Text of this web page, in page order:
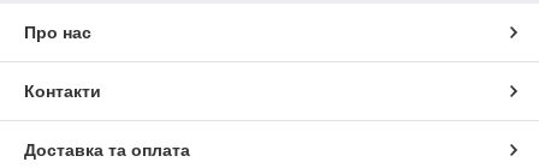
Про нас
Контакти
Доставка та оплата